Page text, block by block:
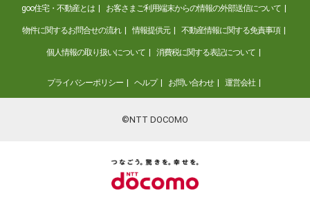
goo住宅・不動産とは お客さまご利用端末からの情報の外部送信について
物件に関するお問合せの流れ 情報提供元 不動産情報に関する免責事項
個人情報の取り扱いについて 消費税に関する表記について
プライバシーポリシー ヘルプ お問い合わせ 運営会社
©NTT DOCOMO